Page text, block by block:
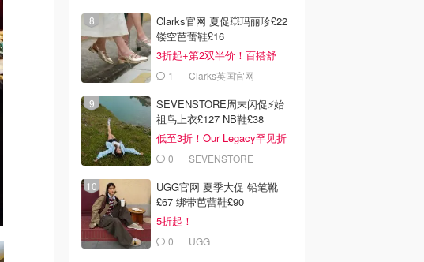
Clarks官网 夏促💥玛丽珍£22
镂空芭蕾鞋£16
3折起+第2双半价！百搭舒
服！1 Clarks英国官网
SEVENSTORE周末闪促⚡️始
祖鸟上衣£127 NB鞋£38
低至3折！Our Legacy罕见折
0 SEVENSTORE
UGG官网 夏季大促 铅笔靴
£67 绑带芭蕾鞋£90
5折起！
0 UGG